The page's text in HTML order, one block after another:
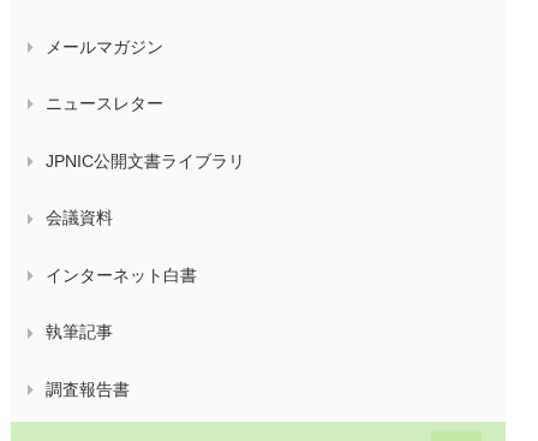
メールマガジン
ニュースレター
JPNIC公開文書ライブラリ
会議資料
インターネット白書
執筆記事
調査報告書